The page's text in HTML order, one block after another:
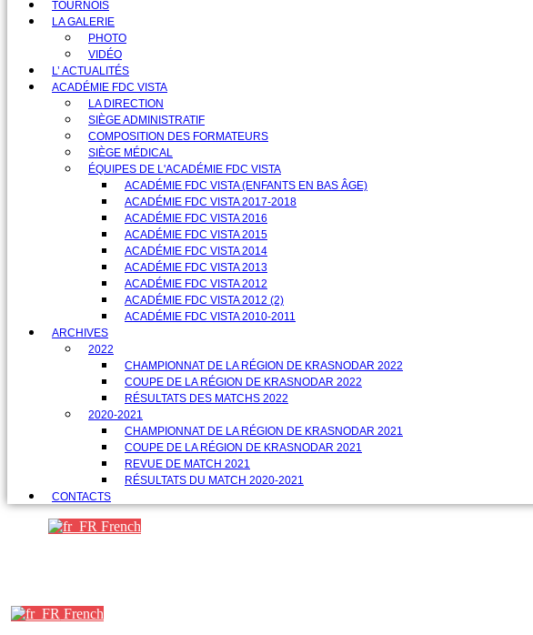
TOURNOIS
LA GALERIE
PHOTO
VIDÉO
L’ ACTUALITÉS
ACADÉMIE FDC VISTA
LA DIRECTION
SIÈGE ADMINISTRATIF
COMPOSITION DES FORMATEURS
SIÈGE MÉDICAL
ÉQUIPES DE L'ACADÉMIE FDC VISTA
ACADÉMIE FDC VISTA (ENFANTS EN BAS ÂGE)
ACADÉMIE FDC VISTA 2017-2018
ACADÉMIE FDC VISTA 2016
ACADÉMIE FDC VISTA 2015
ACADÉMIE FDC VISTA 2014
ACADÉMIE FDC VISTA 2013
ACADÉMIE FDC VISTA 2012
ACADÉMIE FDC VISTA 2012 (2)
ACADÉMIE FDC VISTA 2010-2011
ARCHIVES
2022
CHAMPIONNAT DE LA RÉGION DE KRASNODAR 2022
COUPE DE LA RÉGION DE KRASNODAR 2022
RÉSULTATS DES MATCHS 2022
2020-2021
CHAMPIONNAT DE LA RÉGION DE KRASNODAR 2021
COUPE DE LA RÉGION DE KRASNODAR 2021
REVUE DE MATCH 2021
RÉSULTATS DU MATCH 2020-2021
CONTACTS
French
French